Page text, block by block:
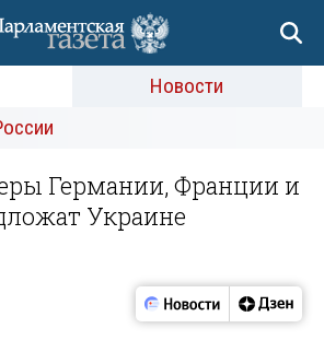
Новости
Германии, Франции и
Украине